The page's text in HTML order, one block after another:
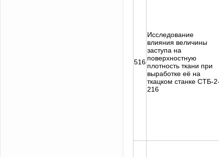
516
Исследование
влияния величины
заступа на
поверхностную
плотность ткани при
выработке её на
ткацком станке СТБ-
216